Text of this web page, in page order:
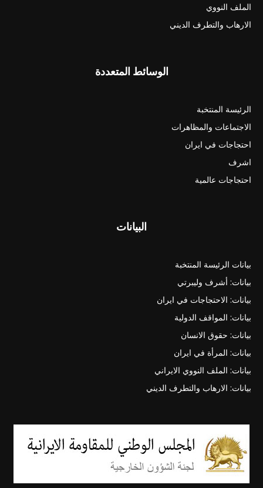
الملف النووي
الارهاب والتطرف الديني
الوسائط المتعددة
الرئيسة المنتخبة
الاجتماعات والمظاهرات
احتجاجات في ايران
اشرف
احتجاجات عالمية
البيانات
بيانات الرئيسة المنتخبة
بيانات: أشرف وليبرتي
بيانات: الاحتجاجات في ايران
بيانات: المواقف الدولية
بيانات: حقوق الانسان
بيانات: المرأة في ايران
بيانات: الملف النووي الايراني
بيانات: الارهاب والتطرف الديني